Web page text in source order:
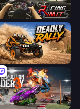
Racing Limits
Deadly Rally
Demolition Derby 3